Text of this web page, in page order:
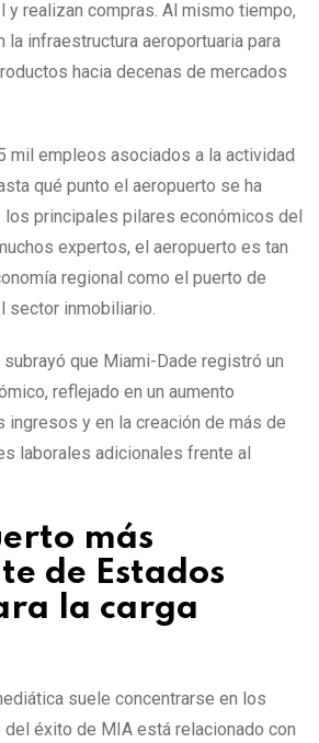
y realizan compras. Al mismo tiempo,
infraestructura aeroportuaria para
hacia decenas de mercados
mil empleos asociados a la actividad
qué punto el aeropuerto se ha
los principales pilares económicos del
expertos, el aeropuerto es tan
regional como el puerto de
sector inmobiliario.
subrayó que Miami-Dade registró un
reflejado en un aumento
ingresos y en la creación de más de
laborales adicionales frente al
más
de Estados
la carga
suele concentrarse en los
del éxito de MIA está relacionado con